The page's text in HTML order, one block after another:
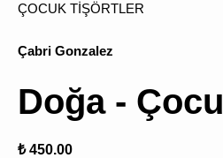
ÇOCUK TİŞÖRTLER
Çabri Gonzalez
Doğa -
₺ 450.00